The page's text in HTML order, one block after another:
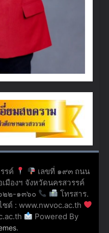
รค์
เลขที่ ๑๙๓ ถนน
มืองฯ จังหวัดนครสวรรค์
๒๒-๑๓๖๐
โทรสาร.
ซต์ : www.nwvoc.ac.th
Powered By
.